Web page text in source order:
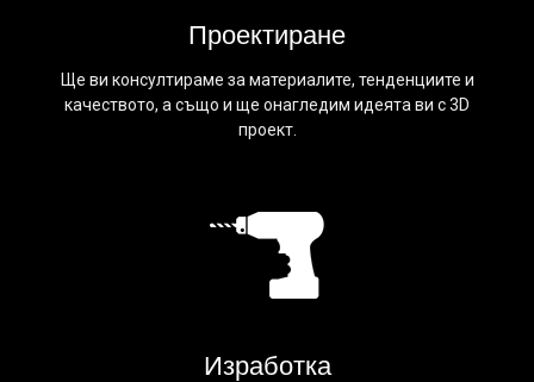
Проектиране
Ще ви консултираме за материалите, тенденциите и
качеството, а също и ще онагледим идеята ви с 3D
проект.
Изработка